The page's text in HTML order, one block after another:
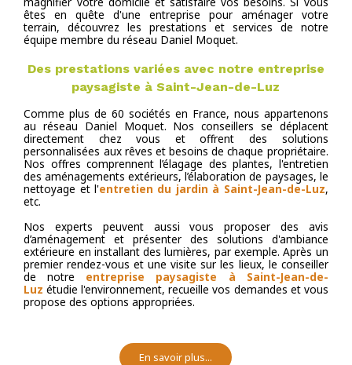
êtes en quête d'une entreprise pour aménager votre
terrain, découvrez les prestations et services de notre
équipe membre du réseau Daniel Moquet.
Des prestations variées avec notre entreprise
paysagiste à Saint-Jean-de-Luz
Comme plus de 60 sociétés en France, nous appartenons
au réseau Daniel Moquet. Nos conseillers se déplacent
directement chez vous et offrent des solutions
personnalisées aux rêves et besoins de chaque propriétaire.
Nos offres comprennent l’élagage des plantes, l'entretien
des aménagements extérieurs, l’élaboration de paysages, le
nettoyage et l'entretien du jardin à Saint-Jean-de-Luz,
etc.
Nos experts peuvent aussi vous proposer des avis
d’aménagement et présenter des solutions d'ambiance
extérieure en installant des lumières, par exemple. Après un
premier rendez-vous et une visite sur les lieux, le conseiller
de notre entreprise paysagiste à Saint-Jean-de-
Luz étudie l'environnement, recueille vos demandes et vous
propose des options appropriées.
En savoir plus...